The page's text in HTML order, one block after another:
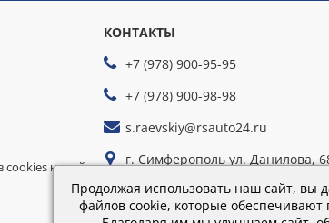
на сайте
КОНТАКТЫ
+7 (978) 900-95-95
+7 (978) 900-98-98
s.raevskiy@rsauto24.ru
г. Симферополь ул. Данилова,
Продолжая использовать наш сайт, вы
файлов cookie, которые обеспечивают